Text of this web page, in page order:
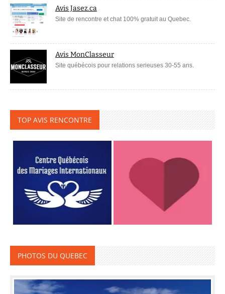
Avis Jasez.ca
Site de rencontre et chat 100% gratuit au Quebec.
Avis MonClasseur
Site québécois pour relations serieuses 30-55 ans.
TOP AVIS RENCONTRE
PHOTOS DU QUEBEC